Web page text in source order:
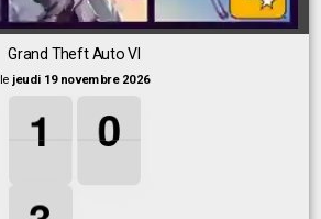
Grand Theft Auto VI
le jeudi 19 novembre 2026
1
1
1
1 0
0
0
0